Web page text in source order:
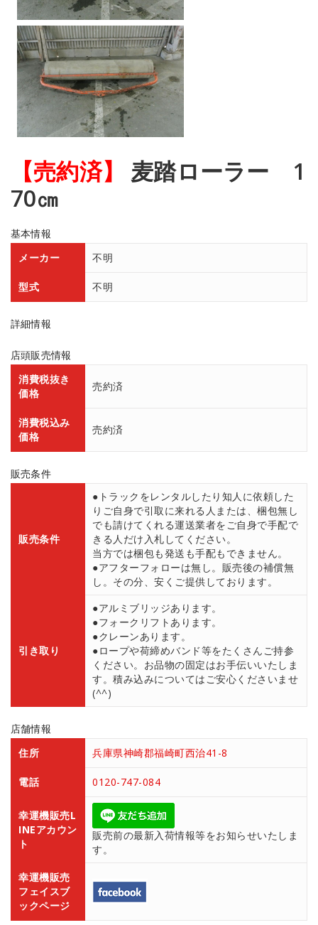
【売約済】
麦踏ローラー 1
70㎝
基本情報
メーカー
不明
型式 不明
詳細情報
店頭販売情報
消費税抜き
価格
売約済
消費税込み
価格
売約済
販売条件
販売条件
●トラックをレンタルしたり知人に依頼した
りご自身で引取に来れる人または、梱包無し
でも請けてくれる運送業者をご自身で手配で
きる人だけ入札してください。
当方では梱包も発送も手配もできません。
●アフターフォローは無し。販売後の補償無
し。その分、安くご提供しております。
引き取り
●アルミブリッジあります。
●フォークリフトあります。
●クレーンあります。
●ロープや荷締めバンド等をたくさんご持参
ください。お品物の固定はお手伝いいたしま
す。積み込みについてはご安心くださいませ
(^^)
店舗情報
住所
兵庫県神崎郡福崎町西治41-8
電話 0120-747-084
幸運機販売L
INEアカウン
ト
販売前の最新入荷情報等をお知らせいたしま
す。
幸運機販売
フェイスブ
ックページ